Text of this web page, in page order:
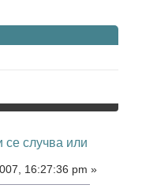
случва или
16:27:36 pm »